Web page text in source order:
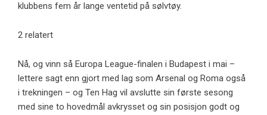
klubbens fem år lange ventetid på sølvtøy.
2 relatert
Nå, og vinn så Europa League-finalen i Budapest i mai –
lettere sagt enn gjort med lag som Arsenal og Roma også
i trekningen – og Ten Hag vil avslutte sin første sesong
med sine to hovedmål avkrysset og sin posisjon godt og